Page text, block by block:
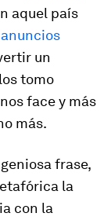
aquel país
anuncios
un
tomo
face y más
más.
frase,
la
con la